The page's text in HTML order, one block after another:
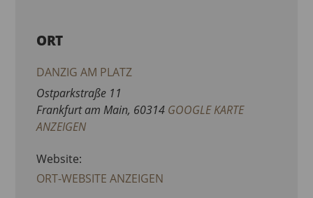
ORT
DANZIG AM PLATZ
Ostparkstraße 11
Frankfurt am Main, 60314 GOOGLE KARTE
ANZEIGEN
Website:
ORT-WEBSITE ANZEIGEN